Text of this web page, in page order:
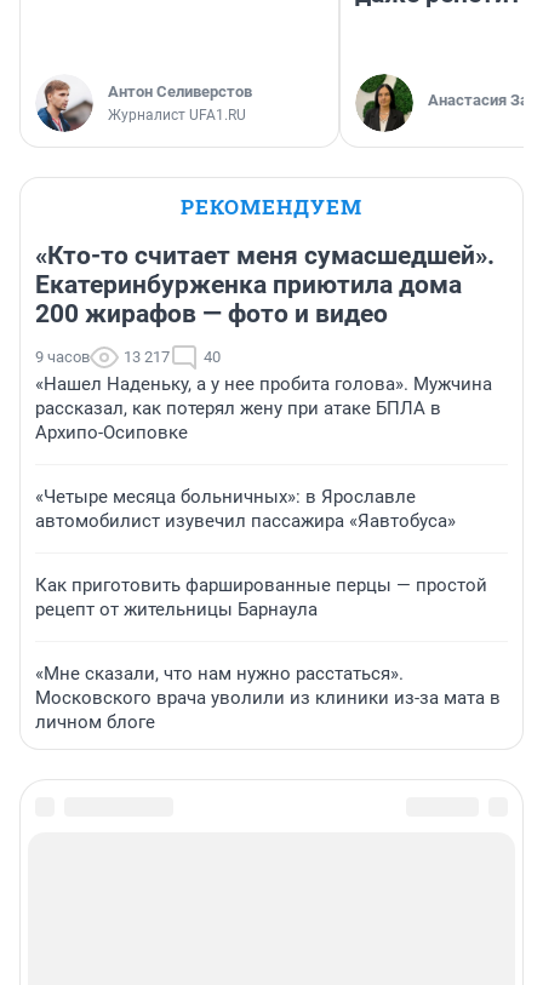
Антон Селиверстов
Журналист UFA1.RU
Анастасия
РЕКОМЕНДУЕМ
«Кто-то считает меня сумасшедшей».
Екатеринбурженка приютила дома
200 жирафов — фото и видео
9 часов 13 217 40
«Нашел Наденьку, а у нее пробита голова». Мужчина
рассказал, как потерял жену при атаке БПЛА в
Архипо-Осиповке
«Четыре месяца больничных»: в Ярославле
автомобилист изувечил пассажира «Яавтобуса»
Как приготовить фаршированные перцы — простой
рецепт от жительницы Барнаула
«Мне сказали, что нам нужно расстаться».
Московского врача уволили из клиники из-за мата в
личном блоге